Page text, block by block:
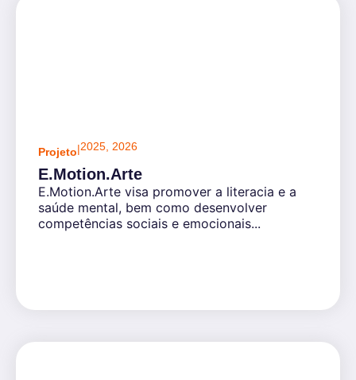
Projeto|2025, 2026
E.Motion.Arte
E.Motion.Arte visa promover a literacia e a
saúde mental, bem como desenvolver
competências sociais e emocionais...